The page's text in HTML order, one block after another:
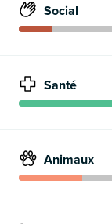
Social
Santé
Animaux